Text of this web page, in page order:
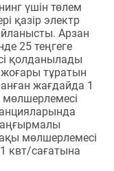
үшін төлем
қазір электр
Арзан
25 теңгеге
қолданылады
жоғары тұратын
жағдайда 1
мөлшерлемесі
мөлшерлемесі
квт/сағатына